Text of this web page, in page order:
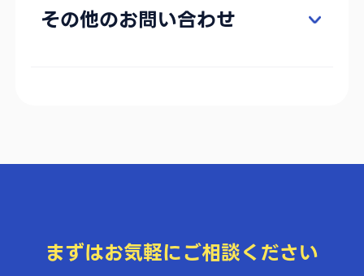
その他のお問い合わせ
まずはお気軽にご相談ください